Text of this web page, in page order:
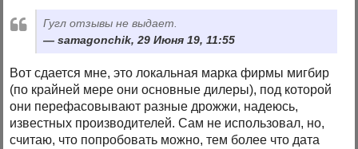
Гугл отзывы не выдает.
samagonchik, 29 Июня 19, 11:55
Вот сдается мне, это локальная марка фирмы мигбир
(по крайней мере они основные дилеры), под которой
они перефасовывают разные дрожжи, надеюсь,
известных производителей. Сам не использовал, но,
считаю, что попробовать можно, тем более что дата